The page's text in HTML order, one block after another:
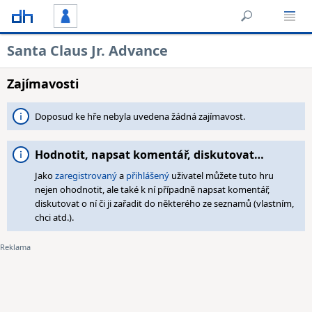
Santa Claus Jr. Advance
Zajímavosti
Doposud ke hře nebyla uvedena žádná zajímavost.
Hodnotit, napsat komentář, diskutovat…
Jakozaregistrovanýa přihlášený uživatel můžete tuto hru
nejen ohodnotit, ale také k ní případně napsat komentář,
diskutovat o ní či ji zařadit do některého ze seznamů (vlastním,
chci atd.).